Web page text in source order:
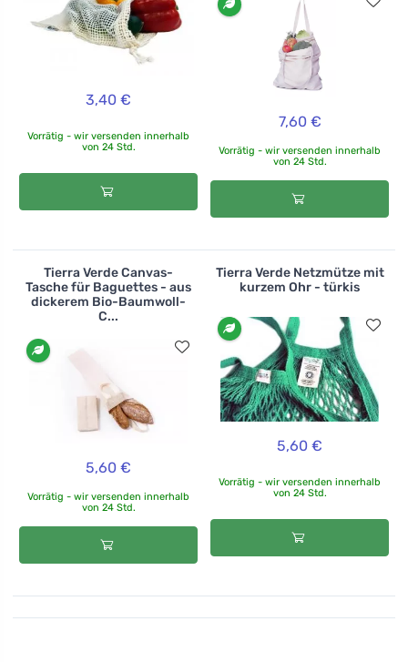
3,40 €
Vorrätig - wir versenden innerhalb
von 24 Std.
7,60 €
Vorrätig - wir versenden innerhalb
von 24 Std.
Tierra Verde Canvas-
Tasche für Baguettes - aus
dickerem Bio-Baumwoll-
C...
5,60 €
Vorrätig - wir versenden innerhalb
von 24 Std.
Tierra Verde Netzmütze mit
kurzem Ohr - türkis
5,60 €
Vorrätig - wir versenden innerhalb
von 24 Std.